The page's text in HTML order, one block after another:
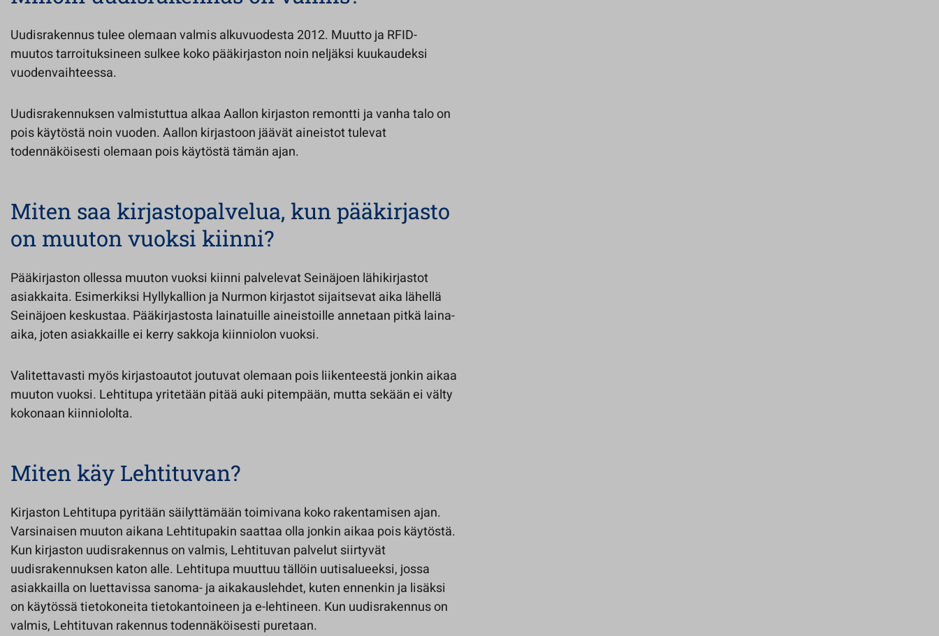
Uudisrakennus tulee olemaan valmis alkuvuodesta 2012. Muutto ja RFID-
muutos tarroituksineen sulkee koko pääkirjaston noin neljäksi kuukaudeksi
vuodenvaihteessa.
Uudisrakennuksen valmistuttua alkaa Aallon kirjaston remontti ja vanha talo on
pois käytöstä noin vuoden. Aallon kirjastoon jäävät aineistot tulevat
todennäköisesti olemaan pois käytöstä tämän ajan.
Miten saa kirjastopalvelua, kun pääkirjasto
on muuton vuoksi kiinni?
Pääkirjaston ollessa muuton vuoksi kiinni palvelevat Seinäjoen lähikirjastot
asiakkaita. Esimerkiksi Hyllykallion ja Nurmon kirjastot sijaitsevat aika lähellä
Seinäjoen keskustaa. Pääkirjastosta lainatuille aineistoille annetaan pitkä laina-
aika, joten asiakkaille ei kerry sakkoja kiinniolon vuoksi.
Valitettavasti myös kirjastoautot joutuvat olemaan pois liikenteestä jonkin aikaa
muuton vuoksi. Lehtitupa yritetään pitää auki pitempään, mutta sekään ei välty
kokonaan kiinniololta.
Miten käy Lehtituvan?
Kirjaston Lehtitupa pyritään säilyttämään toimivana koko rakentamisen ajan.
Varsinaisen muuton aikana Lehtitupakin saattaa olla jonkin aikaa pois käytöstä.
Kun kirjaston uudisrakennus on valmis, Lehtituvan palvelut siirtyvät
uudisrakennuksen katon alle. Lehtitupa muuttuu tällöin uutisalueeksi, jossa
asiakkailla on luettavissa sanoma- ja aikakauslehdet, kuten ennenkin ja lisäksi
on käytössä tietokoneita tietokantoineen ja e-lehtineen. Kun uudisrakennus on
valmis, Lehtituvan rakennus todennäköisesti puretaan.